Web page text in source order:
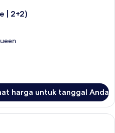
| 2+2)
harga untuk tanggal Anda
Seprai premium, selimut bulu angsa,